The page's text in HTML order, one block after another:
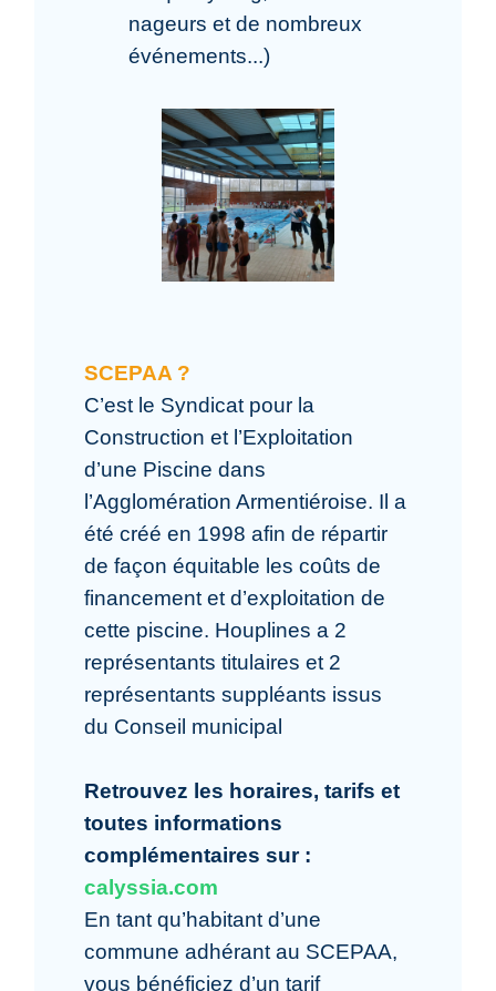
nageurs et de nombreux
événements...)
SCEPAA ?
C’est le Syndicat pour la
Construction et l’Exploitation
d’une Piscine dans
l’Agglomération Armentiéroise. Il a
été créé en 1998 afin de répartir
de façon équitable les coûts de
financement et d’exploitation de
cette piscine. Houplines a 2
représentants titulaires et 2
représentants suppléants issus
du Conseil municipal
Retrouvez les horaires, tarifs et
toutes informations
complémentaires sur :
calyssia.com
En tant qu’habitant d’une
commune adhérant au SCEPAA,
vous bénéficiez d’un tarif